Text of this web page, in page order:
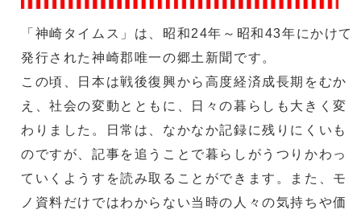
「神崎タイムス」は、昭和24年～昭和43年にかけて
発行された神崎郡唯一の郷土新聞です。
この頃、日本は戦後復興から高度経済成長期をむか
え、社会の変動とともに、日々の暮らしも大きく変
わりました。日常は、なかなか記録に残りにくいも
のですが、記事を追うことで暮らしがうつりかわっ
ていくようすを読み取ることができます。また、モ
ノ資料だけではわからない当時の人々の気持ちや価